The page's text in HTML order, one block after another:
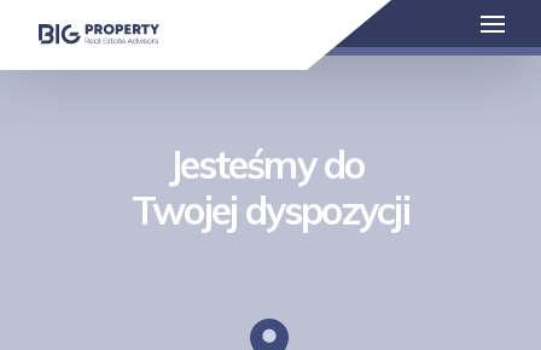
Jesteśmy do
Twojej dyspozycji